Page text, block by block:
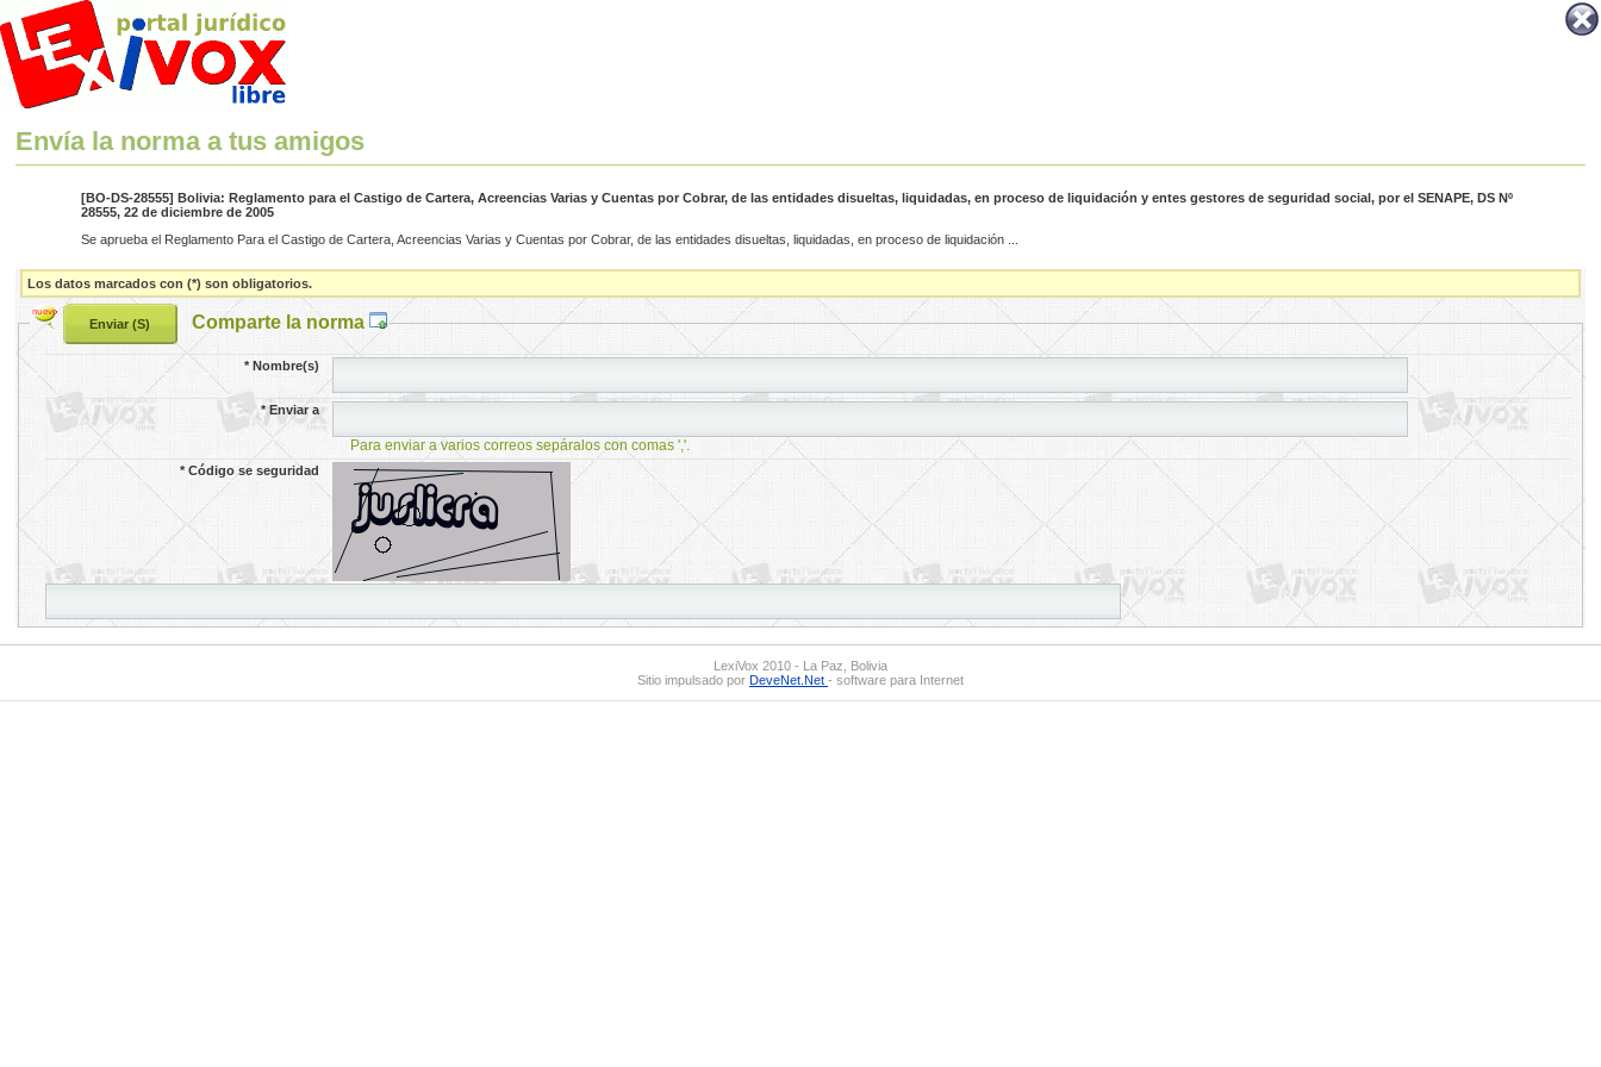
Envía la norma a tus amigos
[BO-DS-28555] Bolivia: Reglamento para el Castigo de Cartera, Acreencias Varias y Cuentas por Cobrar, de las entidades disueltas, liquidadas, en proceso de liquidación y entes gestores de seguridad social, por el SENAPE, DS Nº
28555, 22 de diciembre de 2005
Se aprueba el Reglamento Para el Castigo de Cartera, Acreencias Varias y Cuentas por Cobrar, de las entidades disueltas, liquidadas, en proceso de liquidación ...
Los datos marcados con (*) son obligatorios.
Comparte la norma
*Nombre(s)
*Enviar a
Para enviar a varios correos sepáralos con comas ','.
*Código se seguridad
LexiVox 2010 - La Paz, Bolivia
Sitio impulsado por DeveNet.Net - software para Internet